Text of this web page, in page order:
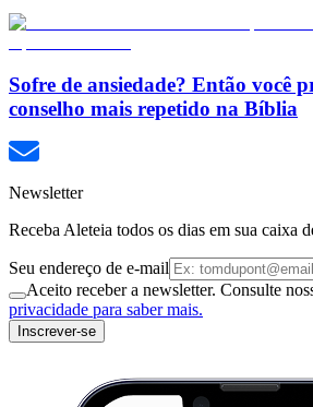
Sofre de ansiedade? Então você
conselho mais repetido na Bíblia
Newsletter
Receba Aleteia todos os dias em sua caixa
Seu endereço de e-mail
Aceito receber a newsletter. Consulte
privacidade para saber mais.
Inscrever-se